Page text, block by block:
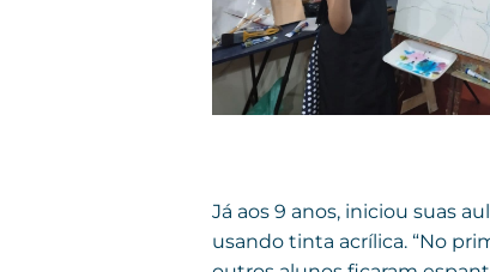
Já aos 9 anos, iniciou suas
usando tinta acrílica. “No